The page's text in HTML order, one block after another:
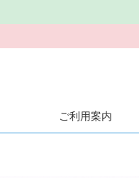
ご利用案内